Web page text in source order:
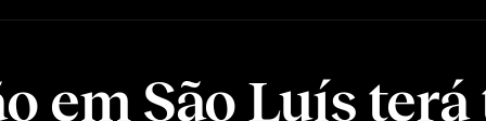
em São Luís terá